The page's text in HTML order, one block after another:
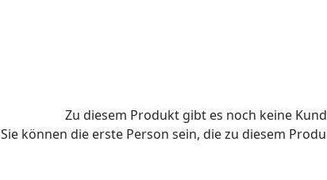
Zu diesem Produkt gibt es noch keine
Sie können die erste Person sein, die zu diesem